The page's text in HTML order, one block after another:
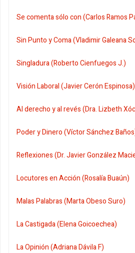
Se comenta sólo con (Carlos Ramos
Sin Punto y Coma (Vladimir Galeana
Singladura (Roberto Cienfuegos J.)
Visión Laboral (Javier Cerón Espinosa)
Al derecho y al revés (Dra. Lizbeth
Poder y Dinero (Víctor Sánchez
Reflexiones (Dr. Javier González
Locutores en Acción (Rosalía Buaún)
Malas Palabras (Marta Obeso Suro)
La Castigada (Elena Goicoechea)
La Opinión (Adriana Dávila F)